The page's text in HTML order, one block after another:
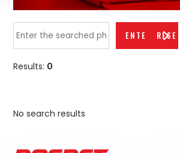
RESET
Results: 0
No search results